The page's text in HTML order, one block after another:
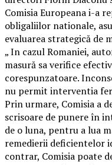
Comisia Europeana i-a
obligaliilor nationale,
evaluarea strategică de
„ In cazul Romaniei,
masură sa verifice
corespunzatoare.
nu permit interventia
Prin urmare, Comisia a
scrisoare de punere în
de o luna, pentru a lua
remedierii deficientelor
contrar, Comisia poate